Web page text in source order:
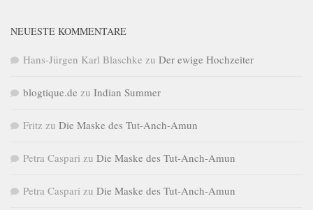
NEUESTE KOMMENTARE
Hans-Jürgen Karl Blaschke zu Der ewige Hochzeiter
blogtique.de zu Indian Summer
Fritz zu Die Maske des Tut-Anch-Amun
Petra Caspari zu Die Maske des Tut-Anch-Amun
Petra Caspari zu Die Maske des Tut-Anch-Amun